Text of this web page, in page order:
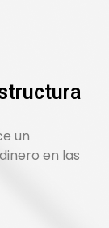
un
en las